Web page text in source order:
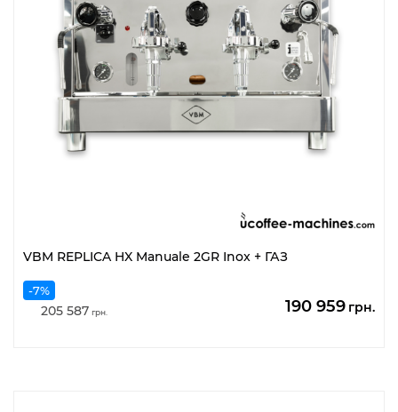
VBM REPLICA HX Manuale 2GR Inox + ГАЗ
-7%
205 587 грн.
Оригінальна
190 959 грн.